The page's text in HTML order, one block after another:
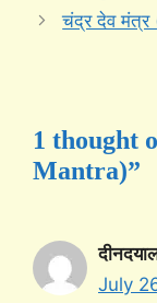
चंद्र देव
1 thought
Mantra)”
July